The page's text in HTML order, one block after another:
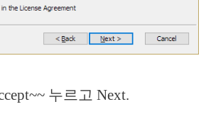
누르고 Next.